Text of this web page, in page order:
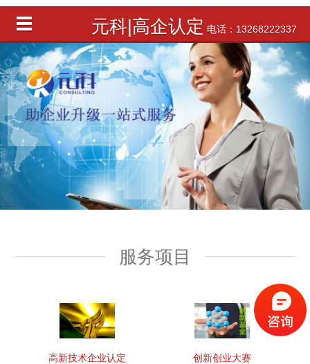
元科|高企认定 电话：13268222337
服务项目
高新技术企业认定 创新创业大赛